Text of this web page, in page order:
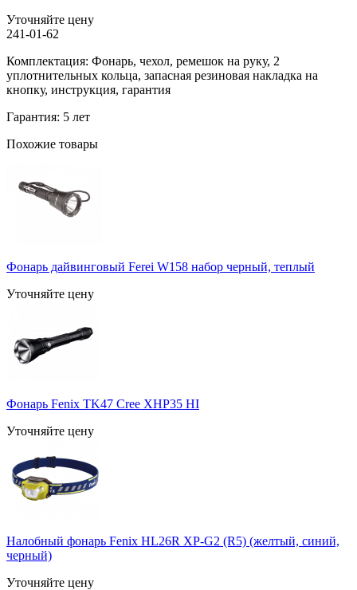
Уточняйте цену
241-01-62
Комплектация: Фонарь, чехол, ремешок на руку, 2
уплотнительных кольца, запасная резиновая накладка на
кнопку, инструкция, гарантия
Гарантия: 5 лет
Похожие товары
Фонарь дайвинговый Ferei W158 набор черный, теплый
Уточняйте цену
Фонарь Fenix TK47 Cree XHP35 HI
Уточняйте цену
Налобный фонарь Fenix HL26R XP-G2 (R5) (желтый, синий,
черный)
Уточняйте цену